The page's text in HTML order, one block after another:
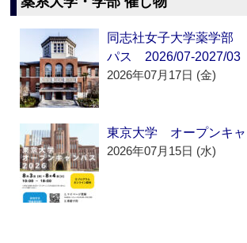
同志社女子大学薬学部
パス 2026/07-2027/03
2026年07月17日 (金)
東京大学 オープンキ
2026年07月15日 (水)